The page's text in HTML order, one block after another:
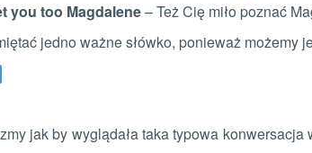
you too Magdalene– Też Cię miło poznać
jedno ważne słówko, ponieważ możemy
jak by wyglądała taka typowa